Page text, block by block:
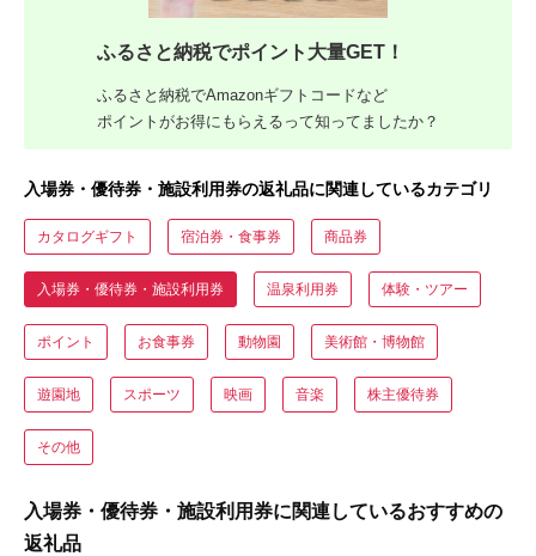
ふるさと納税でポイント大量GET！
ふるさと納税でAmazonギフトコードなど
ポイントがお得にもらえるって知ってましたか？
入場券・優待券・施設利用券の返礼品に関連しているカテゴリ
カタログギフト 宿泊券・食事券 商品券
入場券・優待券・施設利用券 温泉利用券 体験・ツアー
ポイント お食事券 動物園 美術館・博物館
遊園地 スポーツ 映画 音楽 株主優待券
その他
入場券・優待券・施設利用券に関連しているおすすめの
返礼品